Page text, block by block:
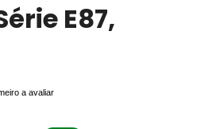
E87,
a avaliar